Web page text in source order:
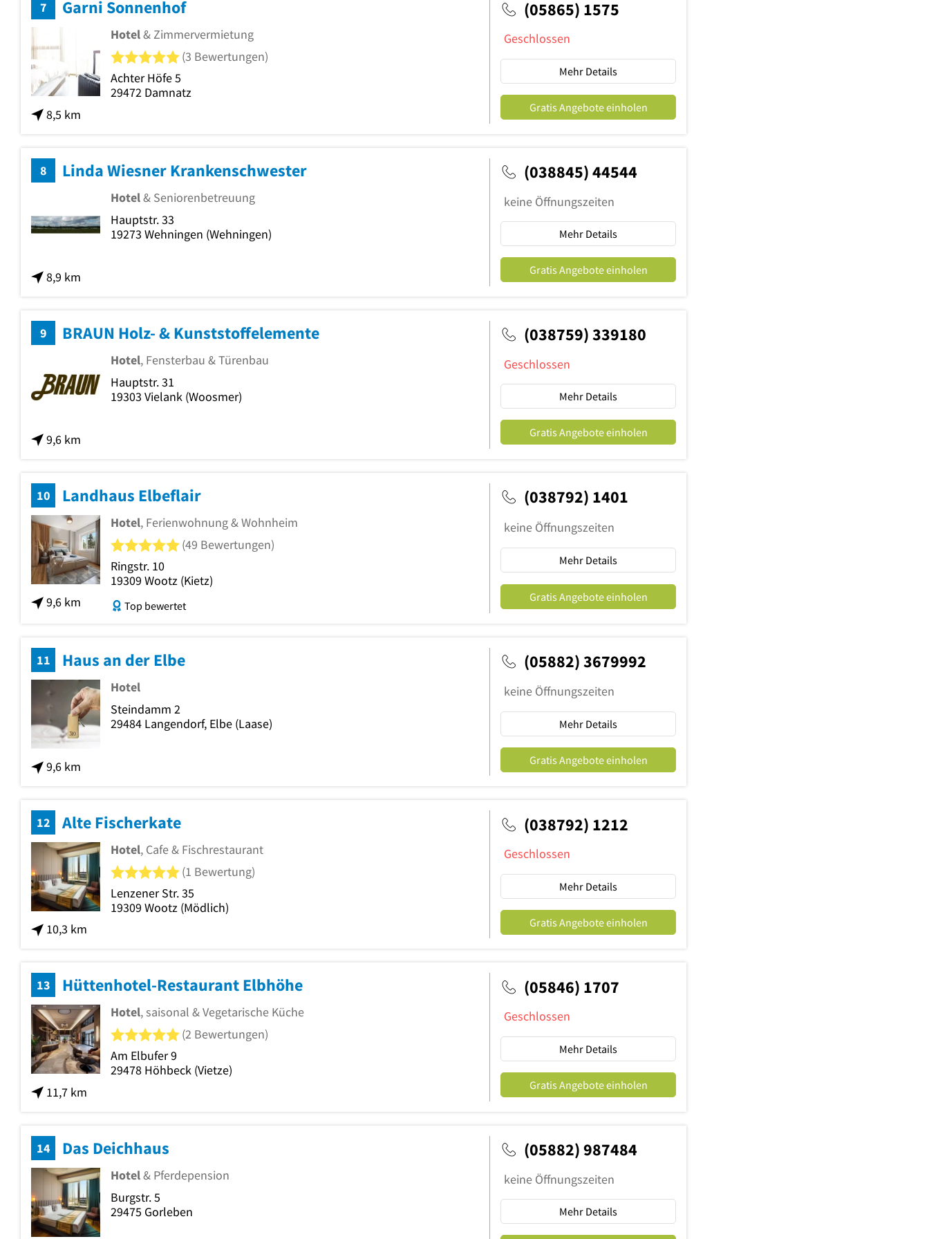
7 Garni Sonnenhof
8,5 km
Hotel& Zimmervermietung
5 von 5 Sternen
(3 Bewertungen)
Achter Höfe 5
29472 Damnatz
(05865) 1575
Geschlossen
Mehr Details
Gratis Angebote einholen
8 Linda Wiesner Krankenschwester
8,9 km
Hotel& Seniorenbetreuung
Hauptstr. 33
19273 Wehningen (Wehningen)
(038845) 44544
keine Öffnungszeiten
Mehr Details
Gratis Angebote einholen
9 BRAUN Holz- & Kunststoffelemente
9,6 km
Hotel, Fensterbau & Türenbau
Hauptstr. 31
19303 Vielank (Woosmer)
(038759) 339180
Geschlossen
Mehr Details
Gratis Angebote einholen
10 Landhaus Elbeflair
9,6 km
Hotel, Ferienwohnung & Wohnheim
5 von 5 Sternen
(49 Bewertungen)
Ringstr. 10
19309 Wootz (Kietz)
Top bewertet
(038792) 1401
keine Öffnungszeiten
Mehr Details
Gratis Angebote einholen
11 Haus an der Elbe
9,6 km
Hotel
Steindamm 2
29484 Langendorf, Elbe (Laase)
(05882) 3679992
keine Öffnungszeiten
Mehr Details
Gratis Angebote einholen
12 Alte Fischerkate
10,3 km
Hotel, Cafe & Fischrestaurant
5 von 5 Sternen
(1 Bewertung)
Lenzener Str. 35
19309 Wootz (Mödlich)
(038792) 1212
Geschlossen
Mehr Details
Gratis Angebote einholen
13 Hüttenhotel-Restaurant Elbhöhe
11,7 km
Hotel, saisonal & Vegetarische Küche
5 von 5 Sternen
(2 Bewertungen)
Am Elbufer 9
29478 Höhbeck (Vietze)
(05846) 1707
Geschlossen
Mehr Details
Gratis Angebote einholen
14 Das Deichhaus
Hotel& Pferdepension
Burgstr. 5
29475 Gorleben
(05882) 987484
keine Öffnungszeiten
Mehr Details